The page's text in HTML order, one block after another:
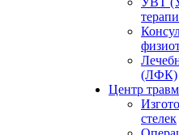
(ЛФК)
Центр
стелек